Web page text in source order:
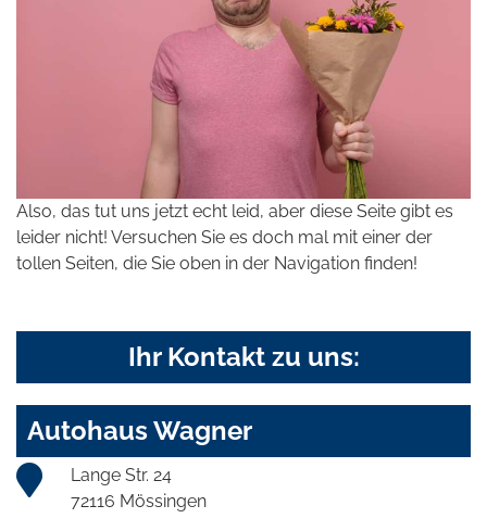
Also, das tut uns jetzt echt leid, aber diese Seite gibt es
leider nicht! Versuchen Sie es doch mal mit einer der
tollen Seiten, die Sie oben in der Navigation finden!
Ihr Kontakt zu uns:
Autohaus Wagner
Lange Str. 24
72116 Mössingen